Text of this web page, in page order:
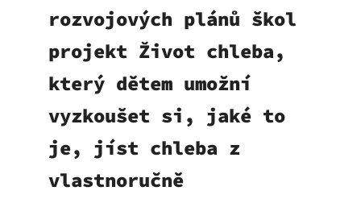
rozvojových plánů škol
projekt Život chleba,
který dětem umožní
vyzkoušet si, jaké to
je, jíst chleba z
vlastnoručně